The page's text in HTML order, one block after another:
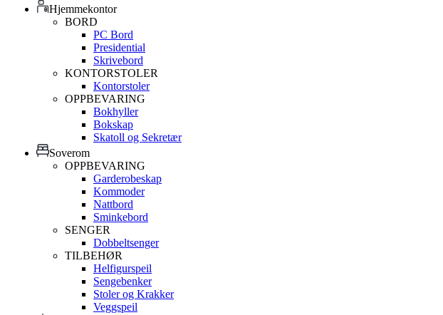
Hjemmekontor
BORD
PC Bord
Presidential
Skrivebord
KONTORSTOLER
Kontorstoler
OPPBEVARING
Bokhyller
Bokskap
Skatoll og Sekretær
Soverom
OPPBEVARING
Garderobeskap
Kommoder
Nattbord
Sminkebord
SENGER
Dobbeltsenger
TILBEHØR
Helfigurspeil
Sengebenker
Stoler og Krakker
Veggspeil